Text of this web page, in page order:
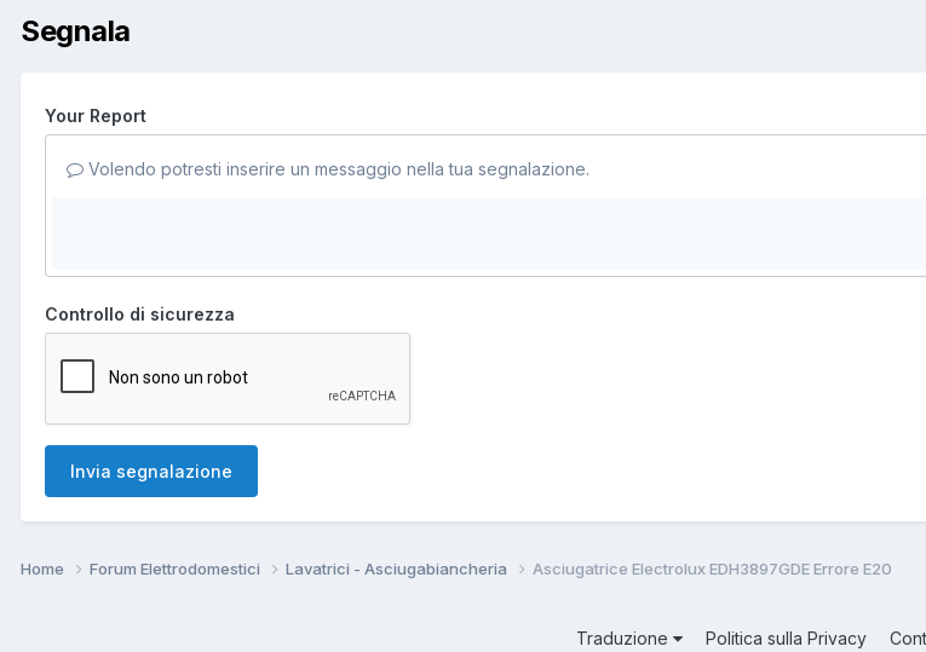
Segnala
Your Report
Volendo potresti inserire un messaggio nella tua segnalazione.
Controllo di sicurezza
Invia segnalazione
Home Forum Elettrodomestici Lavatrici - Asciugabiancheria Asciugatrice Electrolux EDH3897GDE Errore E20
Traduzione Politica sulla Privacy